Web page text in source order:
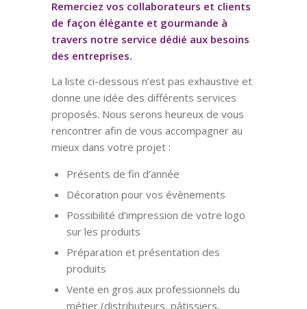
Remerciez vos collaborateurs et clients
de façon élégante et gourmande à
travers notre service dédié aux besoins
des entreprises.
La liste ci-dessous n’est pas exhaustive et
donne une idée des différents services
proposés. Nous serons heureux de vous
rencontrer afin de vous accompagner au
mieux dans votre projet :
Présents de fin d’année
Décoration pour vos évènements
Possibilité d’impression de votre logo
sur les produits
Préparation et présentation des
produits
Vente en gros aux professionnels du
métier (distributeurs, pâtissiers,